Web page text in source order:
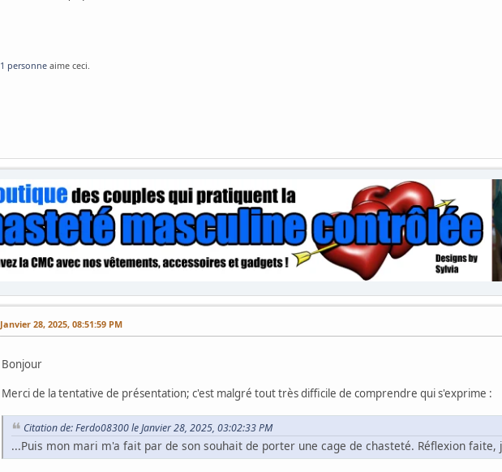
1 personne aime ceci.
Janvier 28, 2025, 08:51:59 PM
Bonjour
Merci de la tentative de présentation; c'est malgré tout très difficile de comprendre qui s'exprime :
Citation de: Ferdo08300 le Janvier 28, 2025, 03:02:33 PM
...Puis mon mari m'a fait par de son souhait de porter une cage de chasteté. Réflexion